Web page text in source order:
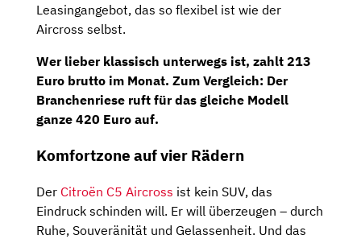
Leasingangebot, das so flexibel ist wie der
Aircross selbst.
Wer lieber klassisch unterwegs ist, zahlt 213
Euro brutto im Monat. Zum Vergleich: Der
Branchenriese ruft für das gleiche Modell
ganze 420 Euro auf.
Komfortzone auf vier Rädern
Der Citroën C5 Aircross ist kein SUV, das
Eindruck schinden will. Er will überzeugen – durch
Ruhe, Souveränität und Gelassenheit. Und das